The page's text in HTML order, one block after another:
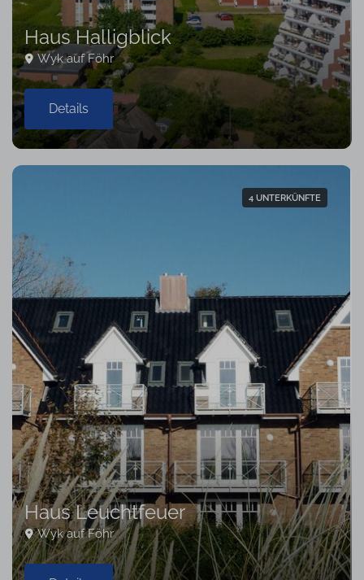
Haus Halligblick
Wyk auf Föhr
Details
4 UNTERKÜNFTE
Haus Leuchtfeuer
Wyk auf Föhr